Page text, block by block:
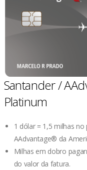
Santander /
Platinum
1 dólar = 1,5 milhas
AAdvantage® da
Milhas em dobro
do valor da fatura.